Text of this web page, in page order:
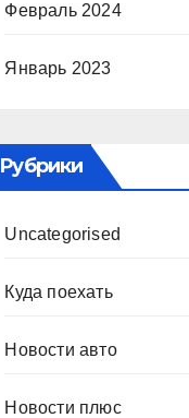
Февраль 2024
Январь 2023
Рубрики
Uncategorised
Куда поехать
Новости авто
Новости плюс